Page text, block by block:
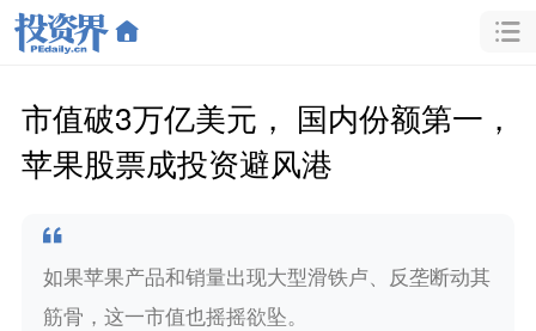
市值破3万亿美元， 国内份额第一，
苹果股票成投资避风港
如果苹果产品和销量出现大型滑铁卢、反垄断动其
筋骨，这一市值也摇摇欲坠。